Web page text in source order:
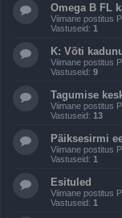
Omega B FL
Viimane postitus
Vastuseid: 1
K: Võti
Viimane postitus
Vastuseid: 9
Tagumise
Viimane postitus
Vastuseid: 13
Päiksesirmi
Viimane postitus
Vastuseid: 1
Esituled
Viimane postitus
Vastuseid: 1